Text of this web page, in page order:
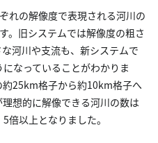
れの解像度で表現される河川の
。旧システムでは解像度の粗さ
河川や支流も、新システムで
なっていることがわかりま
25km格子から約10km格子へ
想的に解像できる河川の数は
倍以上となりました。